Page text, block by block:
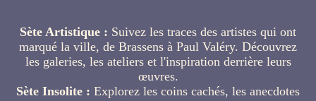
Sète Artistique : Suivez les traces des artistes qui ont
marqué la ville, de Brassens à Paul Valéry. Découvrez
les galeries, les ateliers et l'inspiration derrière leurs
œuvres.
Sète Insolite : Explorez les coins cachés, les anecdotes